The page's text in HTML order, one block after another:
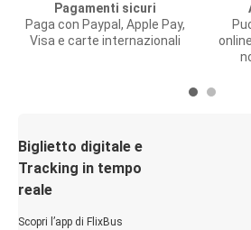
Pagamenti sicuri
Paga con Paypal, Apple Pay,
Visa e carte internazionali
Biglietto digitale e
Tracking in tempo
reale
Scopri l’app di FlixBus